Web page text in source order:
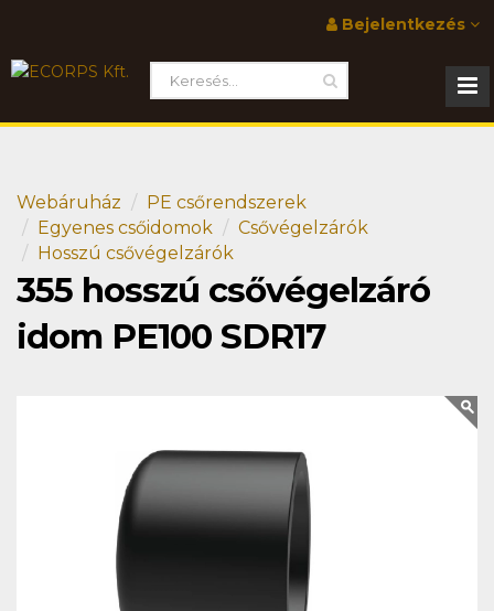
Bejelentkezés
Webáruház
PE csőrendszerek
Egyenes csőidomok
Csővégelzárók
Hosszú csővégelzárók
355 hosszú csővégelzáró
idom PE100 SDR17